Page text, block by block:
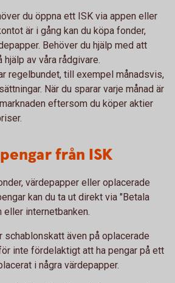
du öppna ett ISK via appen eller
är i gång kan du köpa fonder,
Behöver du hjälp med att
av våra rådgivare.
regelbundet, till exempel månadsvis,
När du sparar varje månad är
eftersom du köper aktier
från ISK
värdepapper eller oplacerade
kan du ta ut direkt via "Betala
eller internetbanken.
schablonskatt även på oplacerade
inte fördelaktigt att ha pengar på ett
i några värdepapper.